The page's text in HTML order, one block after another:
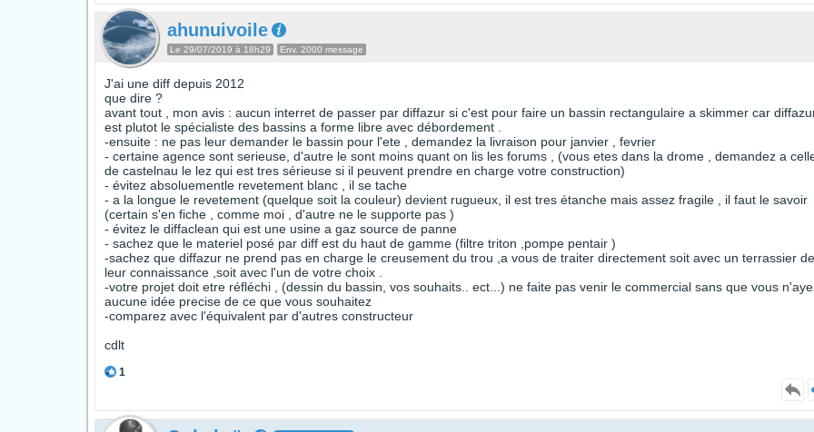
ahunuivoile
Le 29/07/2019 à 18h29 Env. 2000 message
J'ai une diff depuis 2012
que dire ?
avant tout , mon avis : aucun interret de passer par diffazur si c'est pour faire un bassin rectangulaire a skimmer car
est plutot le spécialiste des bassins a forme libre avec débordement .
-ensuite : ne pas leur demander le bassin pour l'ete , demandez la livraison pour janvier , fevrier
- certaine agence sont serieuse, d'autre le sont moins quant on lis les forums , (vous etes dans la drome , demandez a
de castelnau le lez qui est tres sérieuse si il peuvent prendre en charge votre construction)
- évitez absoluementle revetement blanc , il se tache
- a la longue le revetement (quelque soit la couleur) devient rugueux, il est tres étanche mais assez fragile , il faut le savoir
(certain s'en fiche , comme moi , d'autre ne le supporte pas )
- évitez le diffaclean qui est une usine a gaz source de panne
- sachez que le materiel posé par diff est du haut de gamme (filtre triton ,pompe pentair )
-sachez que diffazur ne prend pas en charge le creusement du trou ,a vous de traiter directement soit avec un terrassier de
leur connaissance ,soit avec l'un de votre choix .
-votre projet doit etre réfléchi , (dessin du bassin, vos souhaits.. ect...) ne faite pas venir le commercial sans que vous
aucune idée precise de ce que vous souhaitez
-comparez avec l'équivalent par d'autres constructeur
cdlt
1